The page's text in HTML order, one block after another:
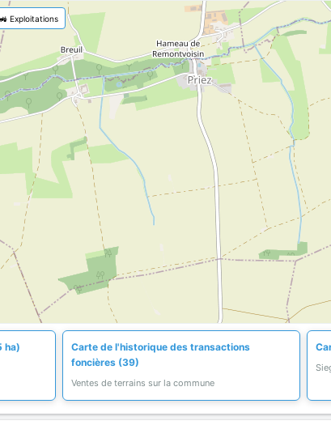
🚜 Exploitations
ha)
Carte de l'historique des transactions
foncières (39)
Ventes de terrains sur la commune